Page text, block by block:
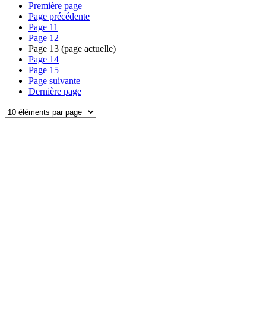
Première page
Page précédente
Page 11
Page 12
Page 13 (page actuelle)
Page 14
Page 15
Page suivante
Dernière page